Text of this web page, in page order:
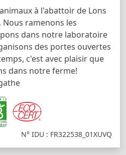
à l'abattoir de Lons
Nous ramenons les
dans notre laboratoire
des portes ouvertes
c'est avec plaisir que
dans notre ferme!
N° IDU : FR322538_01XUVQ